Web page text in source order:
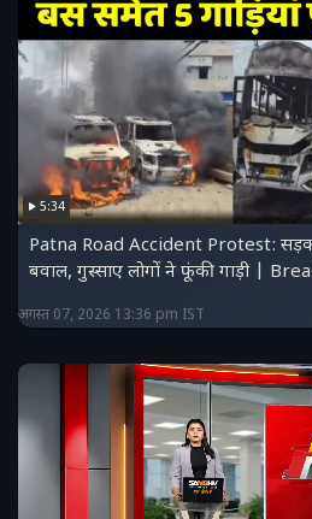
5:34
Patna Road Accident Protest:
बवाल, गुस्साए लोगों ने फूंकी गाड़ी |
अगस्त 07, 2026 13:36 pm IST